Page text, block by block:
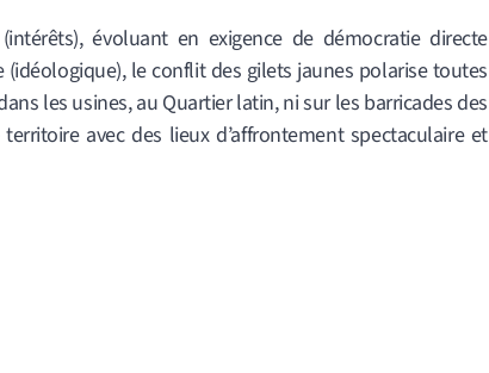
évoluant en exigence de démocratie directe
le conflit des gilets jaunes polarise toutes
les usines, au Quartier latin, ni sur les barricades des
avec des lieux d’affrontement spectaculaire et